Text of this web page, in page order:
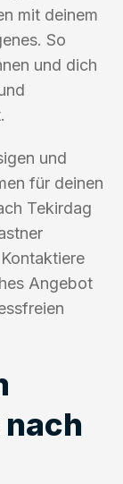
mit deinem
So
und dich
und
für deinen
Tekirdag
Angebot